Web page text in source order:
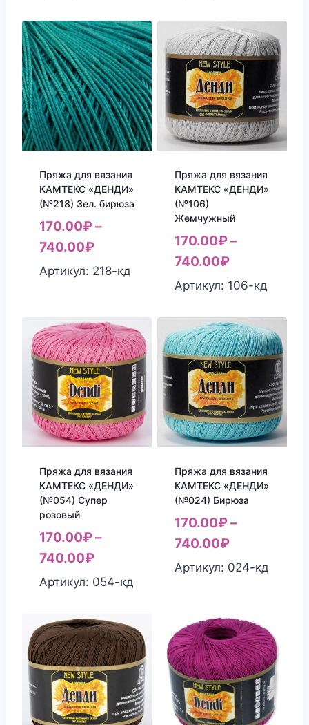
Пряжа для вязания
КАМТЕКС «ДЕНДИ»
(№218) Зел. бирюза
170.00₽–
740.00₽
Артикул: 218-кд
Пряжа для вязания
КАМТЕКС «ДЕНДИ»
(№106)
Жемчужный
170.00₽–
740.00₽
Артикул: 106-кд
Пряжа для вязания
КАМТЕКС «ДЕНДИ»
(№054) Супер
розовый
170.00₽–
740.00₽
Артикул: 054-кд
Пряжа для вязания
КАМТЕКС «ДЕНДИ»
(№024) Бирюза
170.00₽–
740.00₽
Артикул: 024-кд